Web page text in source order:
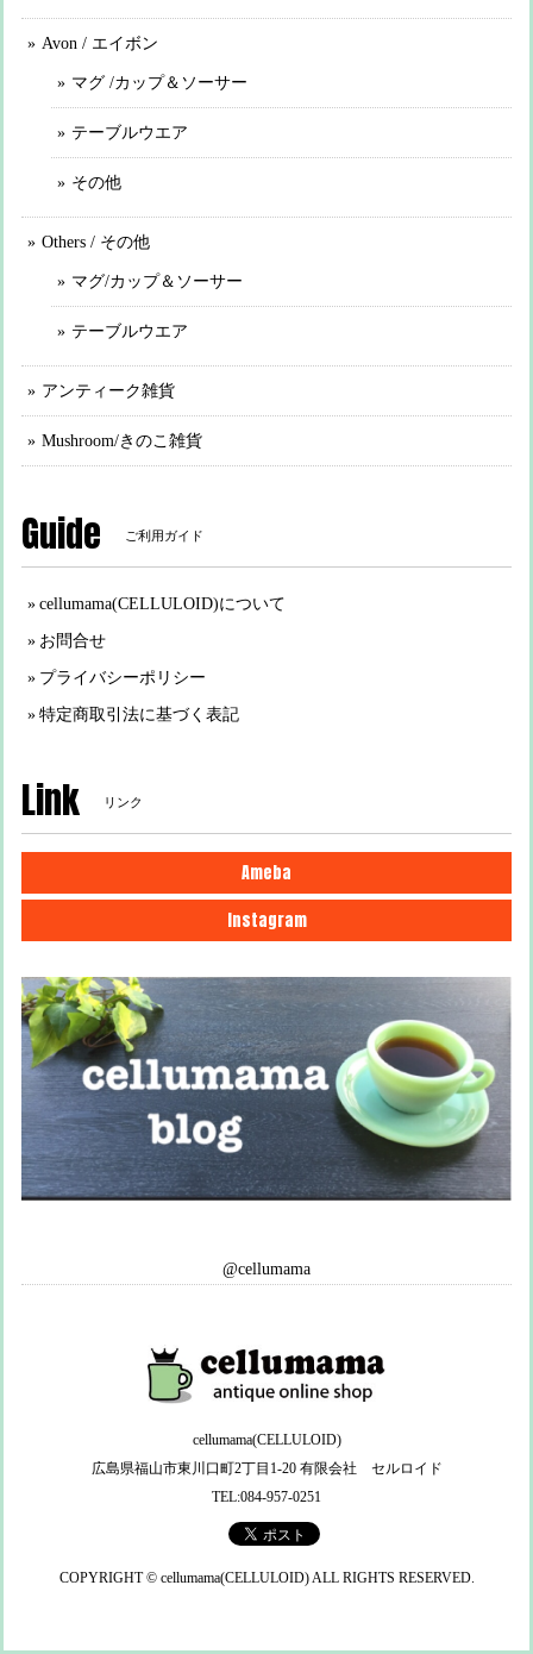
Avon / エイボン
マグ /カップ＆ソーサー
テーブルウエア
その他
Others / その他
マグ/カップ＆ソーサー
テーブルウエア
アンティーク雑貨
Mushroom/きのこ雑貨
Guide ご利用ガイド
cellumama(CELLULOID)について
お問合せ
プライバシーポリシー
特定商取引法に基づく表記
Link リンク
Ameba
Instagram
@cellumama
cellumama(CELLULOID)
広島県福山市東川口町2丁目1-20 有限会社 セルロイド
TEL:084-957-0251
COPYRIGHT © cellumama(CELLULOID) ALL RIGHTS RESERVED.